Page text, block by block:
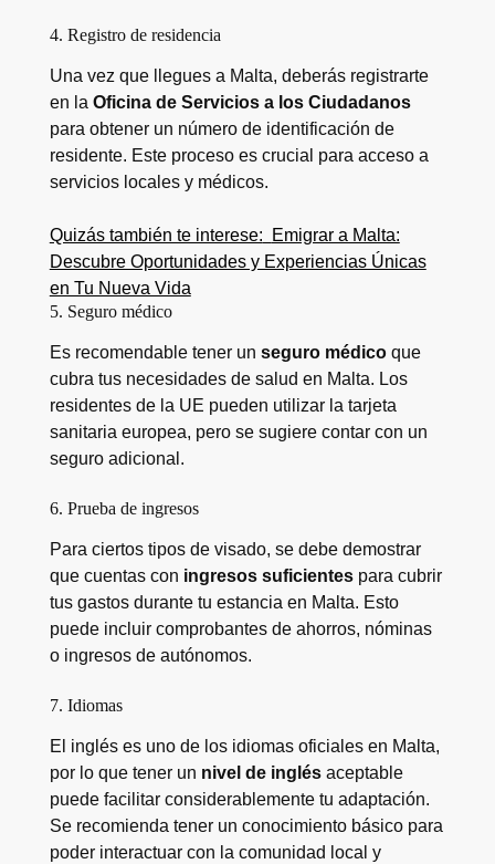
4. Registro de residencia
Una vez que llegues a Malta, deberás registrarte
en la Oficina de Servicios a los Ciudadanos
para obtener un número de identificación de
residente. Este proceso es crucial para acceso a
servicios locales y médicos.
Quizás también te interese:
Emigrar a Malta:
Descubre Oportunidades y Experiencias Únicas
en Tu Nueva Vida
5. Seguro médico
Es recomendable tener un seguro médicoque
cubra tus necesidades de salud en Malta. Los
residentes de la UE pueden utilizar la tarjeta
sanitaria europea, pero se sugiere contar con un
seguro adicional.
6. Prueba de ingresos
Para ciertos tipos de visado, se debe demostrar
que cuentas con ingresos suficientespara cubrir
tus gastos durante tu estancia en Malta. Esto
puede incluir comprobantes de ahorros, nóminas
o ingresos de autónomos.
7. Idiomas
El inglés es uno de los idiomas oficiales en Malta,
por lo que tener un nivel de inglésaceptable
puede facilitar considerablemente tu adaptación.
Se recomienda tener un conocimiento básico para
poder interactuar con la comunidad local y